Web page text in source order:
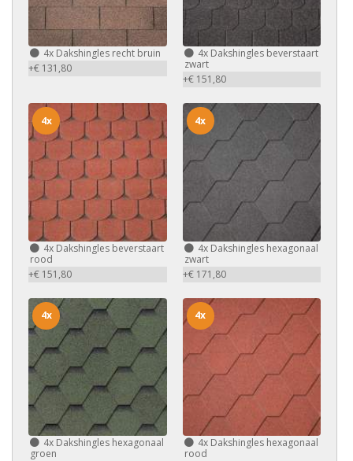
4x Dakshingles recht bruin
+€ 131,80
4xDakshingles beverstaart
zwart
+€ 151,80
4x Dakshingles beverstaart
rood
+€ 151,80
4x
4xDakshingles hexagonaal
zwart
+€ 171,80
4x
4x Dakshingles hexagonaal
groen
4x
4xDakshingles hexagonaal
rood
4x